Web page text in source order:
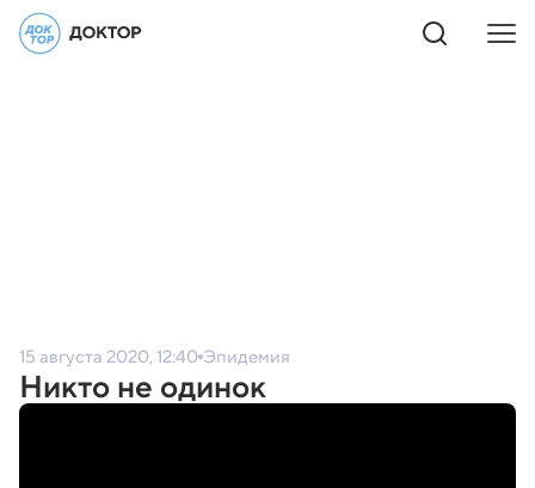
15 августа 2020, 12:40 Эпидемия
Никто не одинок